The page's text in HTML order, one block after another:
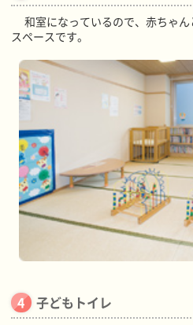
和室になっているので、赤ちゃん
スペースです。
子どもトイレ